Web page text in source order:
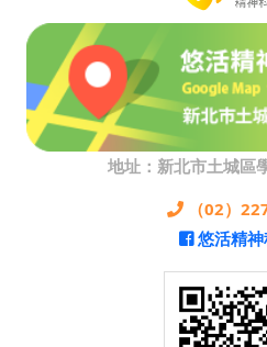
地址：新北市土城區
（02）
悠活精神